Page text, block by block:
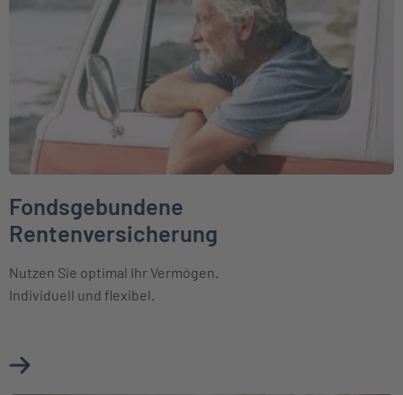
Fondsgebundene
Rentenversicherung
Nutzen Sie optimal Ihr Vermögen.
Individuell und flexibel.
Mehr über Fondsgebundene Rentenversicherung erfahren